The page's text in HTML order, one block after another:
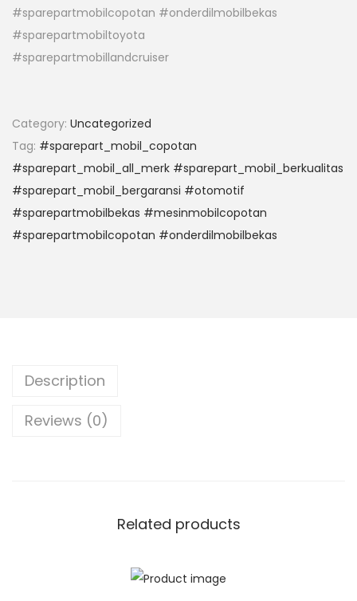
#sparepartmobilcopotan #onderdilmobilbekas
#sparepartmobiltoyota
#sparepartmobillandcruiser
Category: Uncategorized
Tag: #sparepart_mobil_copotan
#sparepart_mobil_all_merk #sparepart_mobil_berkualitas
#sparepart_mobil_bergaransi #otomotif
#sparepartmobilbekas #mesinmobilcopotan
#sparepartmobilcopotan #onderdilmobilbekas
Description
Reviews (0)
Related products